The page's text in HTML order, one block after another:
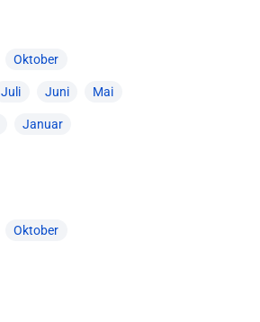
Oktober
Juli Juni Mai
Januar
Oktober